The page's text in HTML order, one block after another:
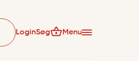
LoginSøg Menu